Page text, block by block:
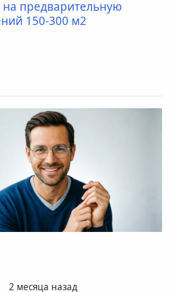
на предварительную
150-300 м2
2 месяца назад